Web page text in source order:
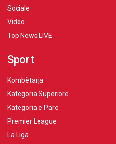
Sociale
Video
Top News LIVE
Sport
Kombëtarja
Kategoria Superiore
Kategoria e Parë
Premier League
La Liga